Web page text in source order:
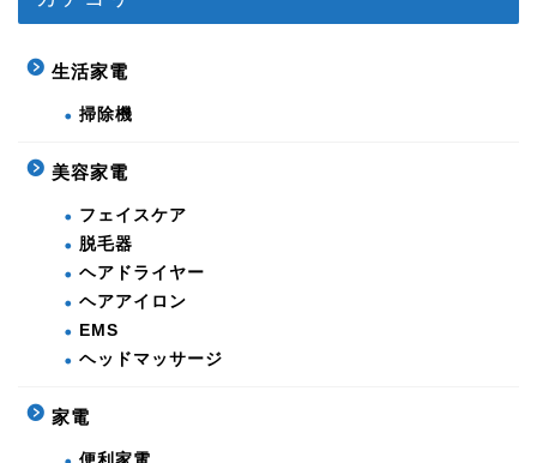
生活家電
掃除機
美容家電
フェイスケア
脱毛器
ヘアドライヤー
ヘアアイロン
EMS
ヘッドマッサージ
家電